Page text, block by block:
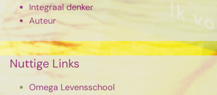
Integraal denker
Auteur
Nuttige Links
Omega Levensschool